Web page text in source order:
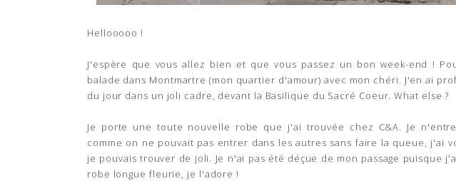
Hellooooo !
J'espère que vous allez bien et que vous passez un bon week-end !
balade dans Montmartre (mon quartier d'amour) avec mon chéri. J'en ai
du jour dans un joli cadre, devant la Basilique du Sacré Coeur. What else ?
Je porte une toute nouvelle robe que j'ai trouvée chez C&A. Je
comme on ne pouvait pas entrer dans les autres sans faire la queue, j'ai
je pouvais trouver de joli. Je n'ai pas été déçue de mon passage puisque
robe longue fleurie, je l'adore !